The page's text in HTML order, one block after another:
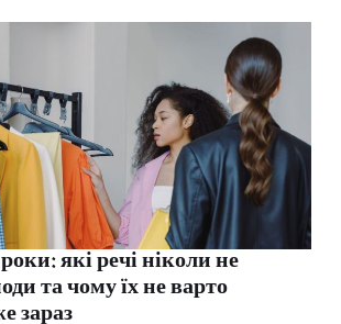
які речі ніколи не
та чому їх не варто
зараз